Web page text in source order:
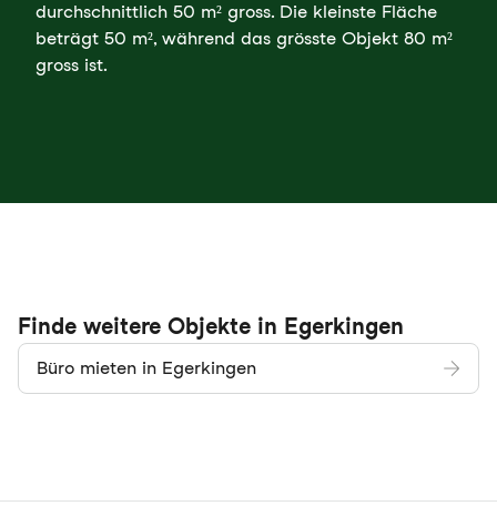
durchschnittlich 50 m² gross. Die kleinste Fläche
beträgt 50 m², während das grösste Objekt 80 m²
gross ist.
Finde weitere Objekte in Egerkingen
Büro mieten in Egerkingen